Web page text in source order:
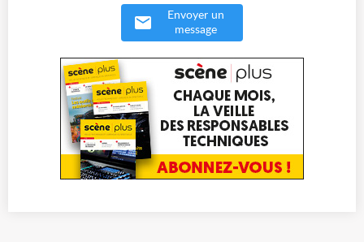
Envoyer un
message